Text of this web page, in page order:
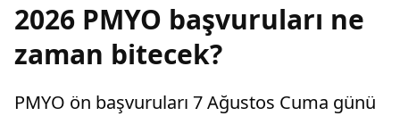
2026 PMYO başvuruları ne
zaman bitecek?
PMYO ön başvuruları 7 Ağustos Cuma günü